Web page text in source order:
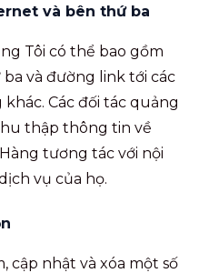
và bên thứ ba
Tôi có thể bao gồm
và đường link tới các
Các đối tác quảng
thập thông tin về
tương tác với nội
vụ của họ.
cập nhật và xóa một số